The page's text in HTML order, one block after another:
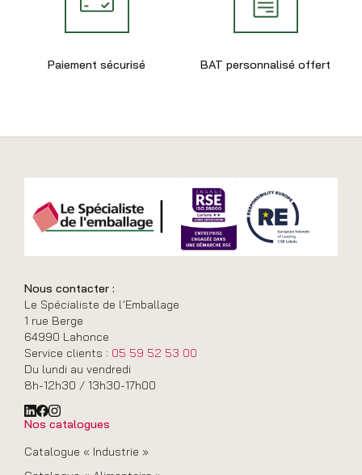
Paiement sécurisé BAT personnalisé offert
Nous contacter :
Le Spécialiste de l’Emballage
1 rue Berge
64990 Lahonce
Service clients : 05 59 52 53 00
Du lundi au vendredi
8h-12h30 / 13h30-17h00
Nos catalogues
Catalogue « Industrie »